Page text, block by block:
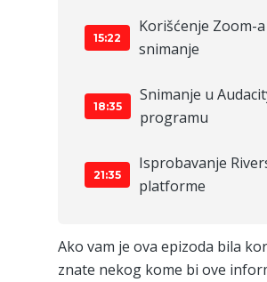
15:22
Korišćenje Zoom-a
snimanje
18:35
Snimanje u
programu
21:35
Isprobavanje
platforme
Ako vam je ova epizoda bila
znate nekog kome bi ove